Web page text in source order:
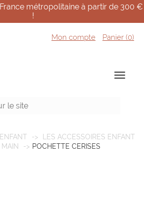
métropolitaine à partir de 300 €
!
Mon compte Panier (0)
LES ACCESSOIRES ENFANT
POCHETTE CERISES